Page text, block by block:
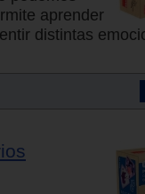
aprender
distintas